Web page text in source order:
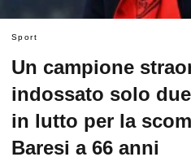
Sport
Un campione
indossato solo
in lutto per la
Baresi a 66 anni